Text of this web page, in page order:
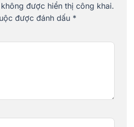
được hiển thị công khai.
được đánh dấu *